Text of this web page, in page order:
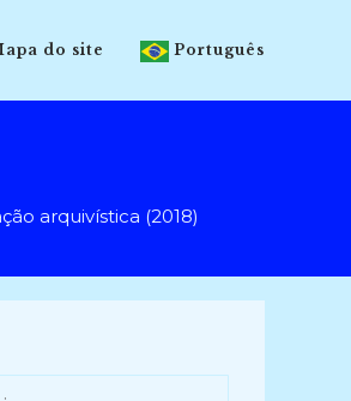
do site Português
arquivística (2018)